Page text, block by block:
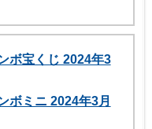
ボ宝くじ 2024年3
ボミニ 2024年3月